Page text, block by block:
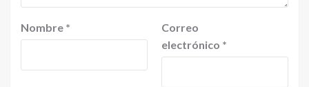
Nombre *
Correo
electrónico *